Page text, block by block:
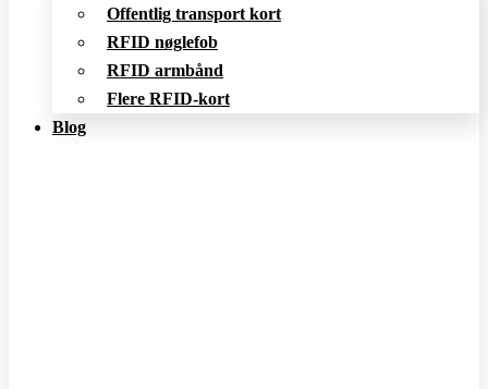
Offentlig transport kort
RFID nøglefob
RFID armbånd
Flere RFID-kort
Blog